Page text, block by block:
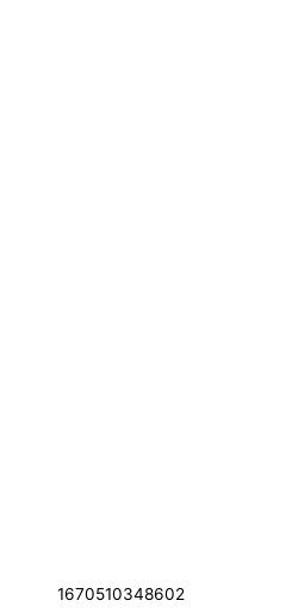
1670510348602